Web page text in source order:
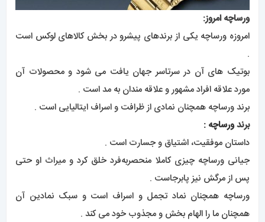
ورساچه امروز:
امروزه ورساچه یکی از برندهای پیشرو در بخش کالاهای لوکس است
.
بوتیک های آن در سرتاسر جهان یافت می شود و محصولات آن
مورد علاقه افراد مشهور و علاقه مندان به مد است .
برند ورساچه همچنان نمادی از ظرافت و اسراف ایتالیایی است .
برندورساچه :
داستان موفقیت، اشتیاق و جسارت است .
جیانی ورساچه چیزی کاملا منحصربه‌فرد خلق کرد و میراث او حتی
پس از مرگش نیز پابرجاست .
ورساچه همچنان نماد تجمل و اسراف است و سبک نمادین آن
همچنان ما را الهام بخش و مجذوب خود می کند .